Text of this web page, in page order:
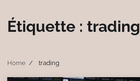
Étiquette : trading
Home trading